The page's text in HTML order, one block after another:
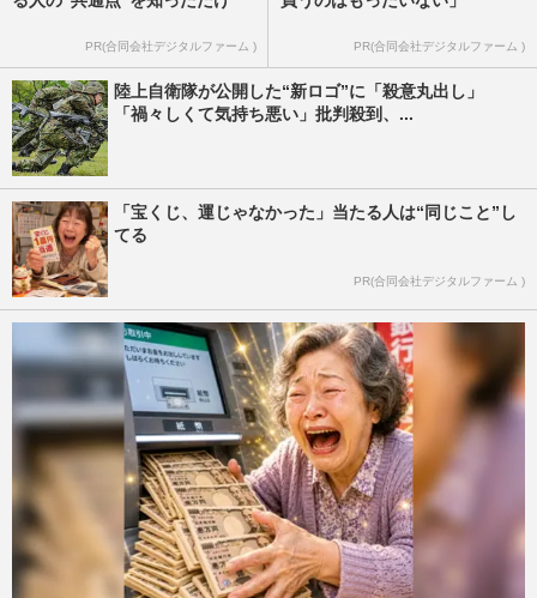
PR(合同会社デジタルファーム ) PR(合同会社デジタルファーム )
陸上自衛隊が公開した“新ロゴ”に「殺意丸出し」
「禍々しくて気持ち悪い」批判殺到、...
「宝くじ、運じゃなかった」当たる人は“同じこと”し
てる
PR(合同会社デジタルファーム )